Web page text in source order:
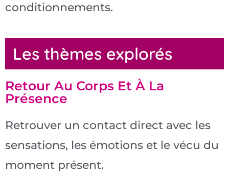
conditionnements.
Les thèmes explorés
Retour Au Corps Et À La
Présence
Retrouver un contact direct avec les
sensations, les émotions et le vécu du
moment présent.